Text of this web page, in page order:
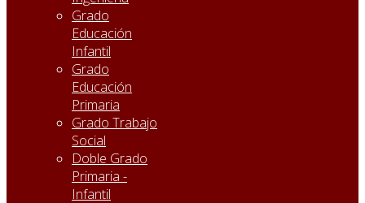
Grado
Educación
Infantil
Grado
Educación
Primaria
Grado Trabajo
Social
Doble Grado
Primaria -
Infantil